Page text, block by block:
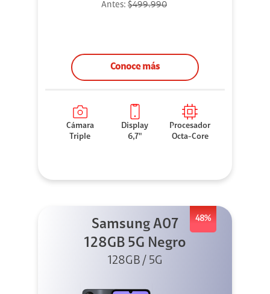
Antes: $499.990
Conoce más
Cámara
Triple
Display
6,7"
Procesador
Octa-Core
48%
Samsung A07
128GB 5G Negro
128GB / 5G